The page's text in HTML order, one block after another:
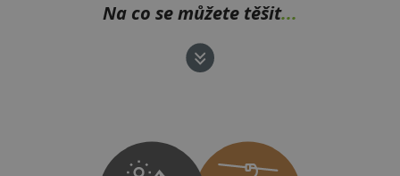
Na co se můžete těšit...